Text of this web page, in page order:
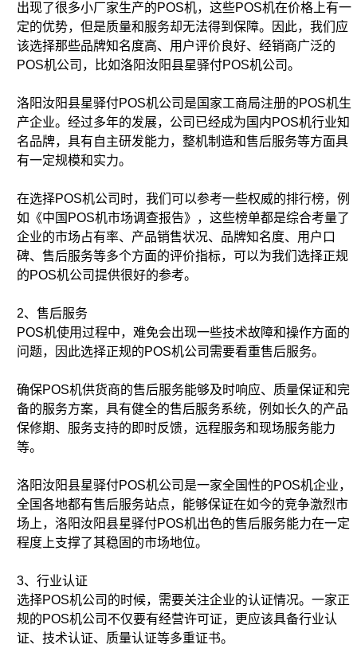
出现了很多小厂家生产的POS机，这些POS机在价格上有一
定的优势，但是质量和服务却无法得到保障。因此，我们应
该选择那些品牌知名度高、用户评价良好、经销商广泛的
POS机公司，比如洛阳汝阳县星驿付POS机公司。
洛阳汝阳县星驿付POS机公司是国家工商局注册的POS机生
产企业。经过多年的发展，公司已经成为国内POS机行业知
名品牌，具有自主研发能力，整机制造和售后服务等方面具
有一定规模和实力。
在选择POS机公司时，我们可以参考一些权威的排行榜，例
如《中国POS机市场调查报告》，这些榜单都是综合考量了
企业的市场占有率、产品销售状况、品牌知名度、用户口
碑、售后服务等多个方面的评价指标，可以为我们选择正规
的POS机公司提供很好的参考。
2、售后服务
POS机使用过程中，难免会出现一些技术故障和操作方面的
问题，因此选择正规的POS机公司需要看重售后服务。
确保POS机供货商的售后服务能够及时响应、质量保证和完
备的服务方案，具有健全的售后服务系统，例如长久的产品
保修期、服务支持的即时反馈，远程服务和现场服务能力
等。
洛阳汝阳县星驿付POS机公司是一家全国性的POS机企业，
全国各地都有售后服务站点，能够保证在如今的竞争激烈市
场上，洛阳汝阳县星驿付POS机出色的售后服务能力在一定
程度上支撑了其稳固的市场地位。
3、行业认证
选择POS机公司的时候，需要关注企业的认证情况。一家正
规的POS机公司不仅要有经营许可证，更应该具备行业认
证、技术认证、质量认证等多重证书。